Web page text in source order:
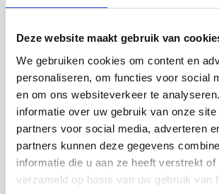
Deze website maakt gebruik van
We gebruiken cookies om content en
personaliseren, om functies voor social
en om ons websiteverkeer te
informatie over uw gebruik van onze site
partners voor social media, adverteren
partners kunnen deze gegevens
informatie die u aan ze heeft verstrekt of
verzameld op basis van uw gebruik van